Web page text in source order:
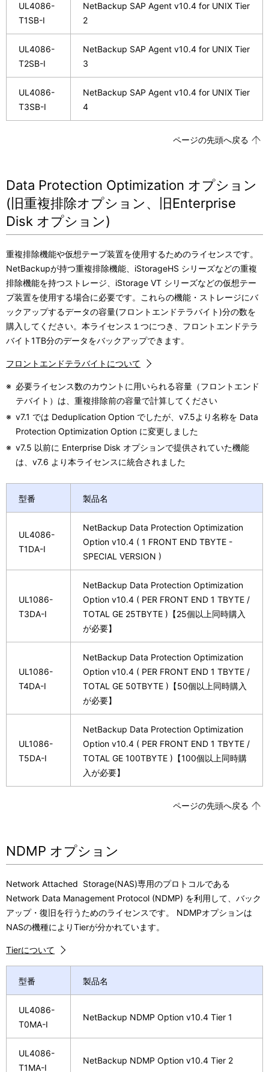
UL4086-
T1SB-I
NetBackup SAP Agent v10.4 for UNIX Tier
2
UL4086-
T2SB-I
NetBackup SAP Agent v10.4 for UNIX Tier
3
UL4086-
T3SB-I
NetBackup SAP Agent v10.4 for UNIX Tier
4
ページの先頭へ戻る
Data Protection Optimization オプション
(旧重複排除オプション、旧Enterprise
Disk オプション)
重複排除機能や仮想テープ装置を使用するためのライセンスです。
NetBackupが持つ重複排除機能、iStorageHS シリーズなどの重複
排除機能を持つストレージ、iStorage VT シリーズなどの仮想テー
プ装置を使用する場合に必要です。これらの機能・ストレージにバ
ックアップするデータの容量(フロントエンドテラバイト)分の数を
購入してください。本ライセンス１つにつき、フロントエンドテラ
バイト1TB分のデータをバックアップできます。
フロントエンドテラバイトについて
※ 必要ライセンス数のカウントに用いられる容量（フロントエンド
テバイト）は、重複排除前の容量で計算してください
※ v7.1 では Deduplication Option でしたが、v7.5より名称を Data
Protection Optimization Option に変更しました
※ v7.5 以前に Enterprise Disk オプションで提供されていた機能
は、v7.6 より本ライセンスに統合されました
型番 製品名
UL4086-
T1DA-I
NetBackup Data Protection Optimization
Option v10.4 ( 1 FRONT END TBYTE -
SPECIAL VERSION )
UL1086-
T3DA-I
NetBackup Data Protection Optimization
Option v10.4 ( PER FRONT END 1 TBYTE /
TOTAL GE 25TBYTE )【25個以上同時購入
が必要】
UL1086-
T4DA-I
NetBackup Data Protection Optimization
Option v10.4 ( PER FRONT END 1 TBYTE /
TOTAL GE 50TBYTE )【50個以上同時購入
が必要】
UL1086-
T5DA-I
NetBackup Data Protection Optimization
Option v10.4 ( PER FRONT END 1 TBYTE /
TOTAL GE 100TBYTE )【100個以上同時購
入が必要】
ページの先頭へ戻る
NDMP オプション
Network Attached Storage(NAS)専用のプロトコルである
Network Data Management Protocol (NDMP) を利用して、バック
アップ・復旧を行うためのライセンスです。 NDMPオプションは
NASの機種によりTierが分かれています。
Tierについて
型番 製品名
UL4086-
T0MA-I
NetBackup NDMP Option v10.4 Tier 1
UL4086-
T1MA-I
NetBackup NDMP Option v10.4 Tier 2